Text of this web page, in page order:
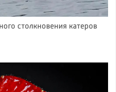
столкновения катеров